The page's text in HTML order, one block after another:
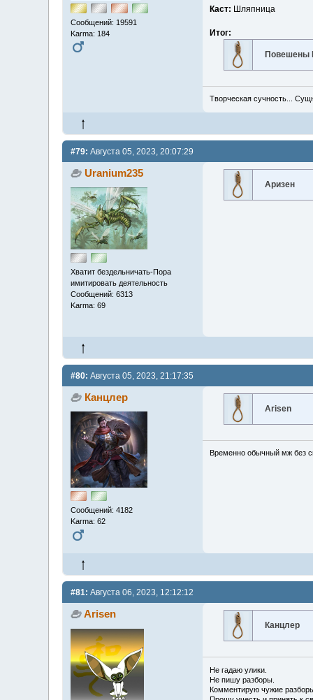
Сообщений: 19591
Karma: 184
Каст: Шляпница
Итог:
Повешены
Творческая сучность...
#79: Августа 05, 2023, 20:07:29
Uranium235
Хватит бездельничать-Пора
имитировать деятельность
Сообщений: 6313
Karma: 69
Аризен
#80: Августа 05, 2023, 21:17:35
Канцлер
Сообщений: 4182
Karma: 62
Arisen
Временно обычный мж без
#81: Августа 06, 2023, 12:12:12
Arisen
Канцлер
Не гадаю улики.
Не пишу разборы.
Комментирую чужие